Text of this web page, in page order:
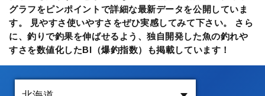
グラフをピンポイントで詳細な最新データを公開していま
す。 見やすさ使いやすさをぜひ実感してみて下さい。 さら
に、釣りで釣果を伸ばせるよう、独自開発した魚の釣れや
すさを数値化したBI（爆釣指数）も掲載しています！